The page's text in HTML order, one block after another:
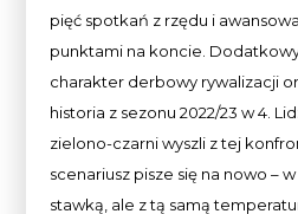
pięć spotkań z rzędu i
punktami na koncie.
charakter derbowy rywalizacji
historia z sezonu 2022/23 w 4.
zielono-czarni wyszli z tej
scenariusz pisze się na nowo –
stawką, ale z tą samą